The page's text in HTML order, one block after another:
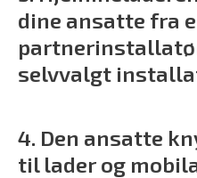
dine ansatte fra
selvvalgt
4. Den ansatte
til lader og